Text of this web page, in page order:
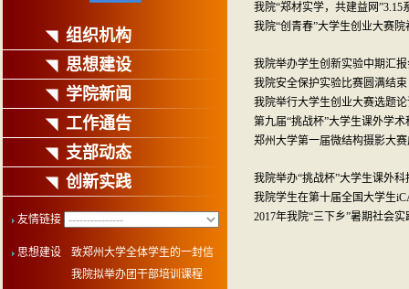
◥ 组织机构
◥ 思想建设
◥ 学院新闻
◥ 工作通告
◥ 支部动态
◥ 创新实践
友情链接
思想建设
致郑州大学全体学生的一封信
我院拟举办团干部培训课程
我院“郑材实学，共建益网”3.15
我院“创青春”大学生创业大赛
我院举办学生创新实验中期汇
我院安全保护实验比赛圆满结束
我院举行大学生创业大赛选题
第九届“挑战杯”大学生课外学
郑州大学第一届微结构摄影大
我院举办“挑战杯”大学生课外
我院学生在第十届全国大学生
2017年我院“三下乡”暑期社会